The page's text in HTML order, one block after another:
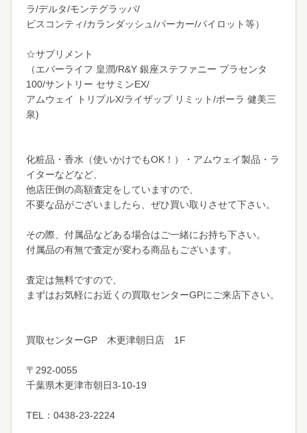
ラ/デルタ/モンテグラッパ/
ビスコンティ/カランダッシュ/パーカー/パイロット等）
☆サプリメント
（エバーライフ 皇潤/R&Y 銀座ステファニー プラセンタ
100/サントリー セサミンEX/
アムウェイ トリプルX/ライザップ リミット/ポーラ 健美三
泉)
化粧品・香水（使いかけでもOK！）・アムウェイ製品・ラ
イターなどなど、
他店圧倒の高額査定をしていますので、
不要な品がございましたら、ぜひ買い取りさせて下さい。
その際、付属品などある場合はご一緒にお持ち下さい。
付属品の有無で査定が変わる商品もございます。
査定は無料ですので、
まずはお気軽にお近くの買取センターGPにご来店下さい。
買取センターGP 木更津朝日店 1F
〒292-0055
千葉県木更津市朝日3-10-19
TEL：0438-23-2224